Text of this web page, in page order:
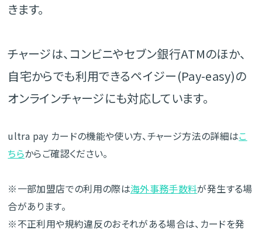
きます。
チャージは、コンビニやセブン銀行ATMのほか、
自宅からでも利用できるペイジー(Pay-easy)の
オンラインチャージにも対応しています。
ultra pay カードの機能や使い方、チャージ方法の詳細はこ
ちらからご確認ください。
※一部加盟店での利用の際は海外事務手数料が発生する場
合があります。
※不正利用や規約違反のおそれがある場合は、カードを発